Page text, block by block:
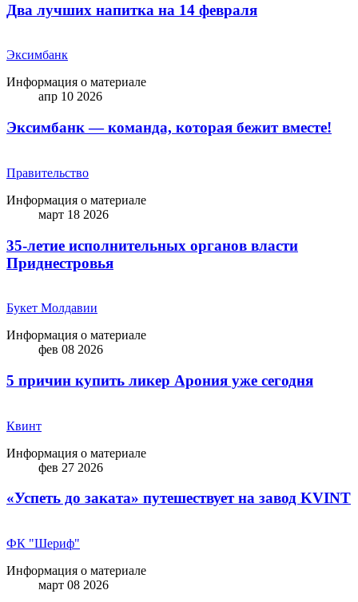
Два лучших напитка на 14 февраля
Эксимбанк
Информация о материале
апр 10 2026
Эксимбанк — команда, которая бежит вместе!
Правительство
Информация о материале
март 18 2026
35-летие исполнительных органов власти
Приднестровья
Букет Молдавии
Информация о материале
фев 08 2026
5 причин купить ликep Арония уже сегодня
Квинт
Информация о материале
фев 27 2026
«Успеть до заката» путешествует на завод KVINT
ФК "Шериф"
Информация о материале
март 08 2026